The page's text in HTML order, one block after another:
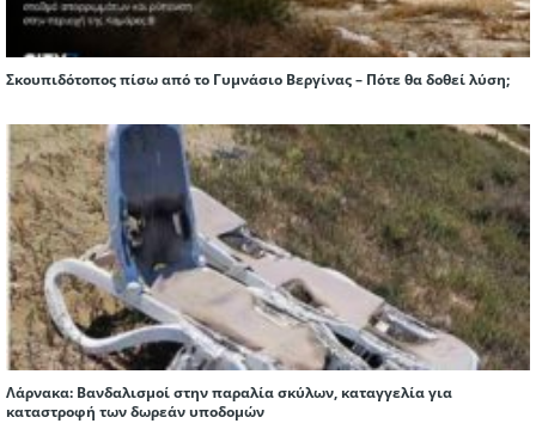
Σκουπιδότοπος πίσω από το Γυμνάσιο Βεργίνας – Πότε θα δοθεί λύση;
Λάρνακα: Βανδαλισμοί στην παραλία σκύλων, καταγγελία για
καταστροφή των δωρεάν υποδομών